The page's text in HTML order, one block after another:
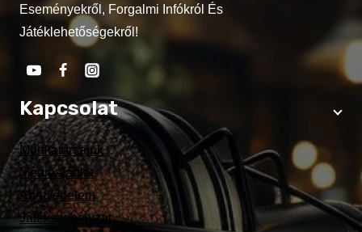
Eseményekről, Forgalmi Infókról És
Játéklehetőségekről!
Kapcsolat
Munkatársaink
Médiaajánlat
Adatvédelem
Játékszabályzat